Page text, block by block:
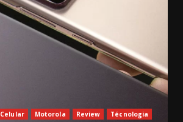
Celular Motorola Review Técnologia